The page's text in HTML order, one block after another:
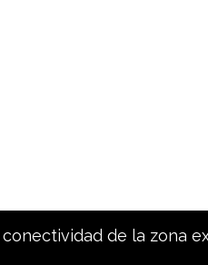
de la zona